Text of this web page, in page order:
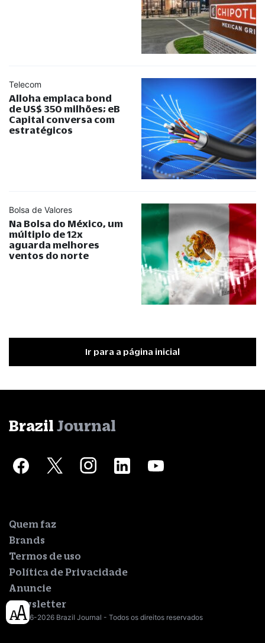
Telecom
Alloha emplaca bond
de US$ 350 milhões; eB
Capital conversa com
estratégicos
Bolsa de Valores
Na Bolsa do México, um
múltiplo de 12x
aguarda melhores
ventos do norte
Ir para a página inicial
Brazil Journal
Quem faz
Brands
Termos de uso
Política de Privacidade
Anuncie
Newsletter
© 2016-2026 Brazil Journal - Todos os direitos reservados